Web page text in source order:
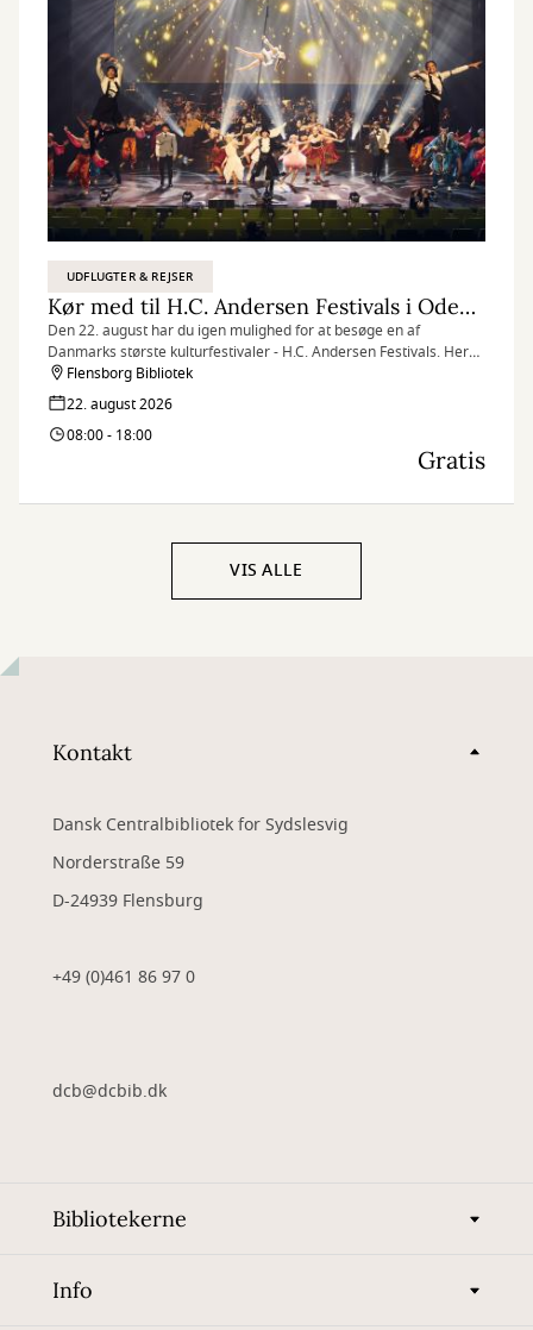
UDFLUGTER & REJSER
Kør med til H.C. Andersen Festivals i Odense
Den 22. august har du igen mulighed for at besøge en af
Danmarks største kulturfestivaler - H.C. Andersen Festivals. Her
kan du dykke ned i digterens mangfoldige univers, som hyldes
med et utal af farverige kulturaktiviteter for både store og små.
Husk tilmelding, da der kun er et begrænset antal pladser!
Flensborg Bibliotek
22. august 2026
08:00 - 18:00
Gratis
VIS ALLE
Kontakt
Dansk Centralbibliotek for Sydslesvig
Norderstraße 59
D-24939 Flensburg
+49 (0)461 86 97 0
dcb@dcbib.dk
Bibliotekerne
Info